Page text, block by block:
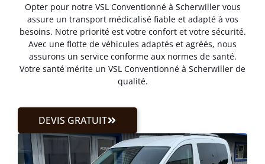
Opter pour notre VSL Conventionné à Scherwiller vous
assure un transport médicalisé fiable et adapté à vos
besoins. Notre priorité est votre confort et votre sécurité.
Avec une flotte de véhicules adaptés et agréés, nous
assurons un service conforme aux normes de santé.
Votre santé mérite un VSL Conventionné à Scherwiller de
qualité.
DEVIS GRATUIT